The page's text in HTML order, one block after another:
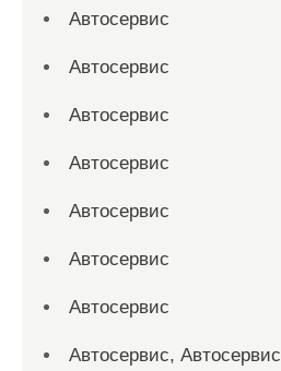
Автосервис
Автосервис
Автосервис
Автосервис
Автосервис
Автосервис
Автосервис
Автосервис, Автосервис